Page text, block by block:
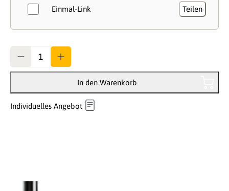
Einmal-Link Teilen
In den Warenkorb
Individuelles Angebot